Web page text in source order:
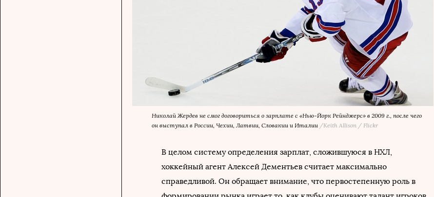
Николай Жердев не смог договориться о зарплате с «Нью-Йорк Рейнджерс» в 2009 г., после чего
он выступал в России, Чехии, Латвии, Словакии и Италии /Keith Allison / Flickr
В целом систему определения зарплат, сложившуюся в НХЛ,
хоккейный агент Алексей Дементьев считает максимально
справедливой. Он обращает внимание, что первостепенную роль в